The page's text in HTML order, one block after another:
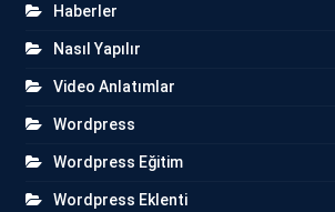
Haberler
Nasıl Yapılır
Video Anlatımlar
Wordpress
Wordpress Eğitim
Wordpress Eklenti